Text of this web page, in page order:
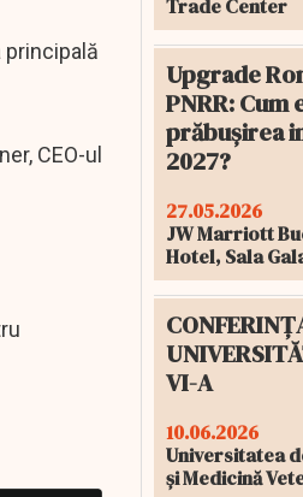
principală
CEO-ul
Trade Center
Upgrade
PNRR: Cum
prăbușirea
2027?
27.05.2026
JW Marriott
Hotel, Sala
VI-A
10.06.2026
Universitatea
și Medicină